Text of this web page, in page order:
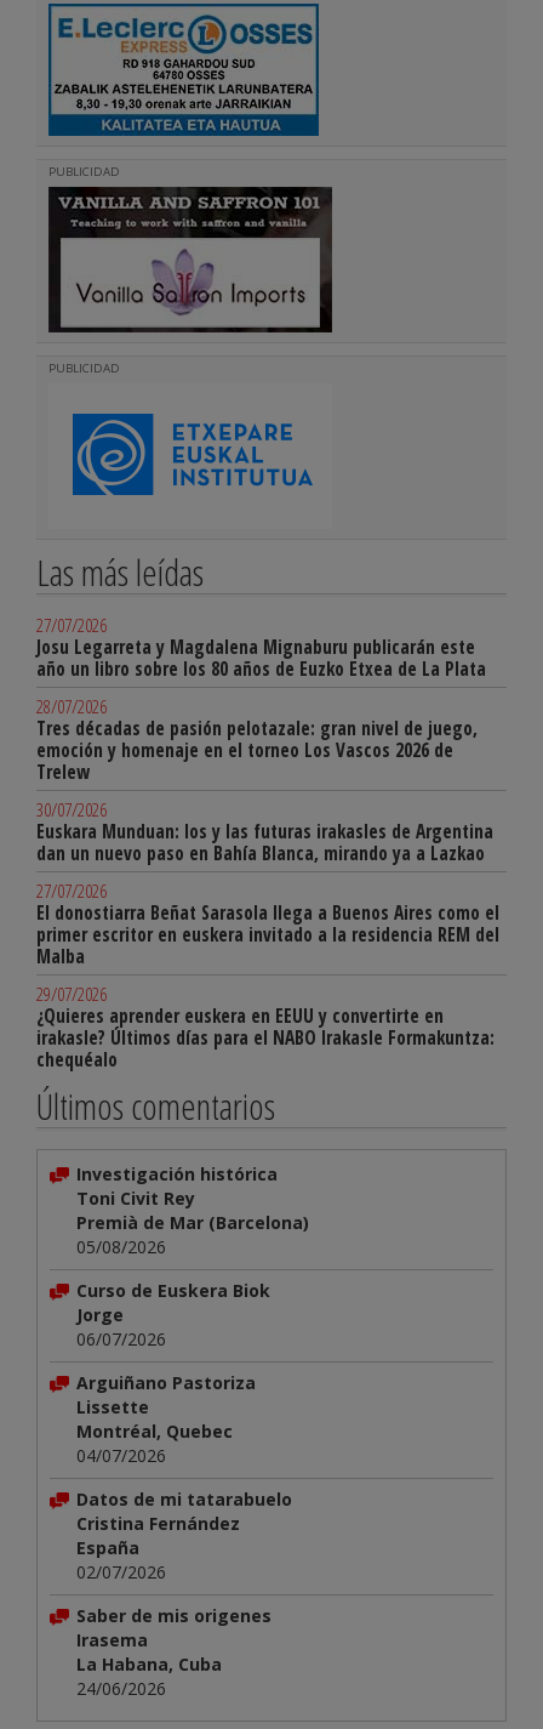
PUBLICIDAD
PUBLICIDAD
Las más leídas
27/07/2026
Josu Legarreta y Magdalena Mignaburu publicarán este
año un libro sobre los 80 años de Euzko Etxea de La Plata
28/07/2026
Tres décadas de pasión pelotazale: gran nivel de juego,
emoción y homenaje en el torneo Los Vascos 2026 de
Trelew
30/07/2026
Euskara Munduan: los y las futuras irakasles de Argentina
dan un nuevo paso en Bahía Blanca, mirando ya a Lazkao
27/07/2026
El donostiarra Beñat Sarasola llega a Buenos Aires como el
primer escritor en euskera invitado a la residencia REM del
Malba
29/07/2026
¿Quieres aprender euskera en EEUU y convertirte en
irakasle? Últimos días para el NABO Irakasle Formakuntza:
chequéalo
Últimos comentarios
Investigación histórica
Toni Civit Rey
Premià de Mar (Barcelona)
05/08/2026
Curso de Euskera Biok
Jorge
06/07/2026
Arguiñano Pastoriza
Lissette
Montréal, Quebec
04/07/2026
Datos de mi tatarabuelo
Cristina Fernández
España
02/07/2026
Saber de mis origenes
Irasema
La Habana, Cuba
24/06/2026